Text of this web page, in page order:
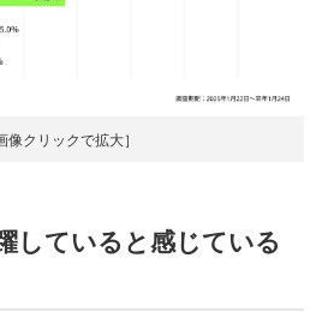
像クリックで拡大］
していると感じている